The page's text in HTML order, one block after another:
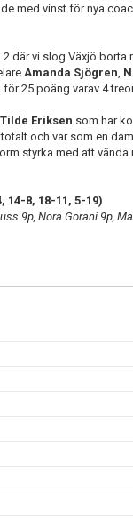
med vinst för nya
där vi slog Växjö borta
Amanda Sjögren
25 poäng varav 4
Tilde Eriksen som har
och var som en
styrka med att
14-8, 18-11, 5-19)
9p, Nora Gorani 9p,